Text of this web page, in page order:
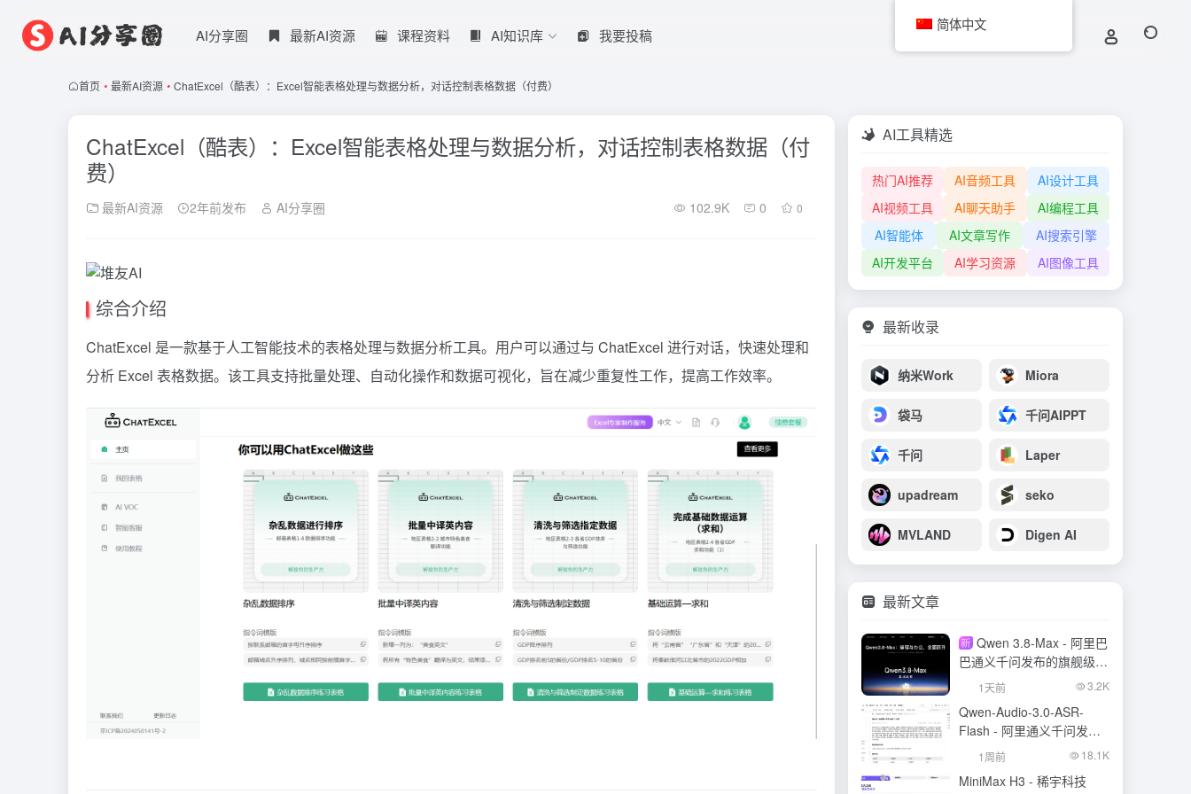
AI分享圈 最新AI资源 课程资料 AI知识库 我要投稿
首页 • 最新AI资源 • ChatExcel（酷表）：Excel智能表格处理与数据分析，对话控制表格数据（付费）
ChatExcel（酷表）：Excel智能表格处理与数据分析，对话控制表格数据（付
费）
最新AI资源 2年前发布 AI分享圈 102.9K 0 0
综合介绍
ChatExcel 是一款基于人工智能技术的表格处理与数据分析工具。用户可以通过与 ChatExcel 进行对话，快速处理和
分析 Excel 表格数据。该工具支持批量处理、自动化操作和数据可视化，旨在减少重复性工作，提高工作效率。
AI工具精选
热门AI推荐 AI音频工具
AI设计工具
AI视频工具
AI聊天助手
AI编程工具
AI智能体
AI文章写作
AI搜索引擎
AI开发平台
AI学习资源 AI图像工具
最新收录
纳米Work Miora
袋马 千问AIPPT
千问 Laper
upadream seko
MVLAND Digen AI
最新文章
新 Qwen 3.8-Max - 阿里巴
巴通义千问发布的旗舰级大
模型1天前 3.2K
Qwen-Audio-3.0-ASR-
Flash - 阿里通义千问发布
的语音识别大模型
1周前 18.1K
MiniMax H3 - 稀宇科技
简体中文